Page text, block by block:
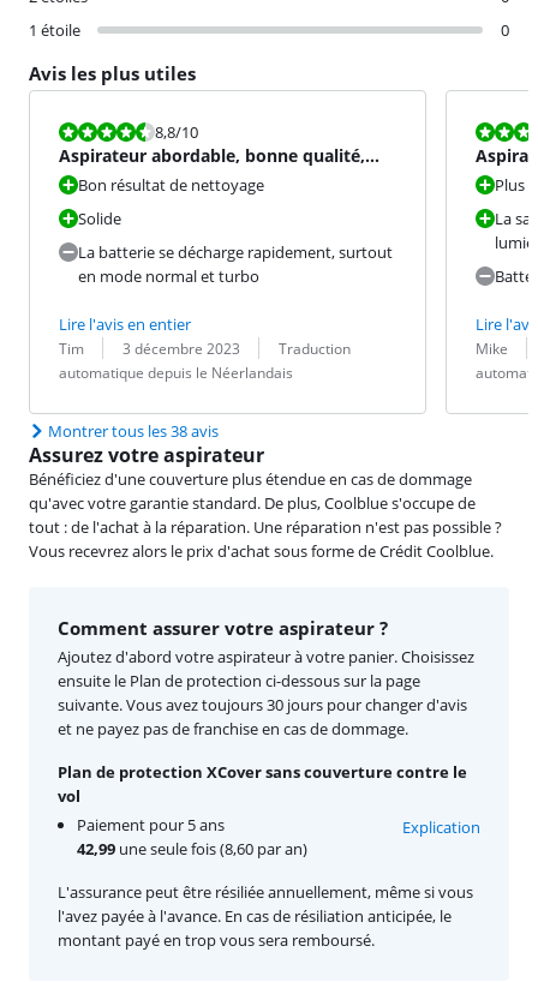
1 étoile
0
Avis les plus utiles
La note est 8,8 sur 10.
8,8/10
Aspirateur abordable, bonne qualité,
inconvénients mineurs
Bon résultat de nettoyage
Solide
La batterie se décharge rapidement, surtout
en mode normal et turbo
Lire l'avis en entier
Évaluation par :
Tim
Date : 3 décembre 2023
Traduction :
Traduction
automatique depuis le Néerlandais
La note est
Plus
La
Lire
Évaluation
Mike
Date :
Traduction :
Montrer tous les 38 avis
Assurez votre aspirateur
Bénéficiez d'une couverture plus étendue en cas de dommage
qu'avec votre garantie standard. De plus, Coolblue s'occupe de
tout : de l'achat à la réparation. Une réparation n'est pas possible ?
Vous recevrez alors le prix d'achat sous forme de Crédit Coolblue.
Comment assurer votre aspirateur ?
Ajoutez d'abord votre aspirateur à votre panier. Choisissez
ensuite le Plan de protection ci-dessous sur la page
suivante. Vous avez toujours 30 jours pour changer d'avis
et ne payez pas de franchise en cas de dommage.
Plan de protection XCover sans couverture contre le
vol
Paiement pour 5 ans
42,99 une seule fois (8,60 par an)
Explication
L'assurance peut être résiliée annuellement, même si vous
l'avez payée à l'avance. En cas de résiliation anticipée, le
montant payé en trop vous sera remboursé.